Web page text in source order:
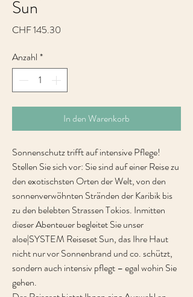
Sun
CHF 145.30
Anzahl *
In den Warenkorb
Sonnenschutz trifft auf intensive Pflege!
Stellen Sie sich vor: Sie sind auf einer Reise zu
den exotischsten Orten der Welt, von den
sonnenverwöhnten Stränden der Karibik bis
zu den belebten Strassen Tokios. Inmitten
dieser Abenteuer begleitet Sie unser
aloe|SYSTEM Reiseset Sun, das Ihre Haut
nicht nur vor Sonnenbrand und co. schützt,
sondern auch intensiv pflegt – egal wohin Sie
gehen.